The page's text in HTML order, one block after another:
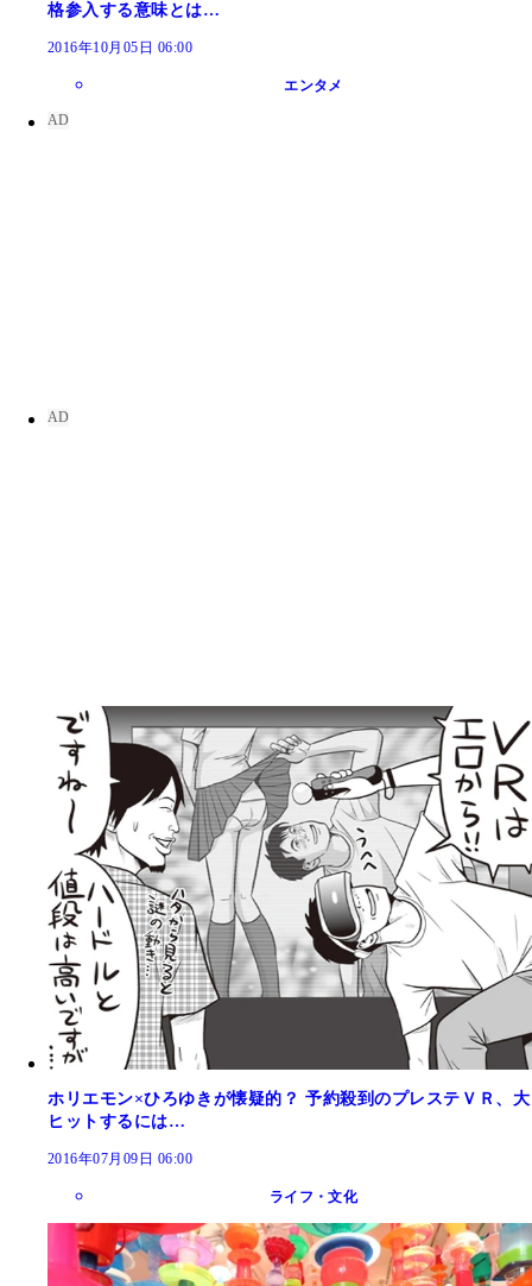
格参入する意味とは…
2016年10月05日 06:00
エンタメ
ホリエモン×ひろゆきが懐疑的？ 予約殺到のプレステＶＲ、大
ヒットするには…
2016年07月09日 06:00
ライフ・文化